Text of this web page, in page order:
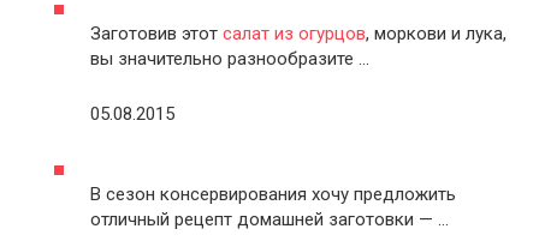
Заготовив этот салат из огурцов, моркови и лука,
вы значительно разнообразите …
05.08.2015
В сезон консервирования хочу предложить
отличный рецепт домашней заготовки — …